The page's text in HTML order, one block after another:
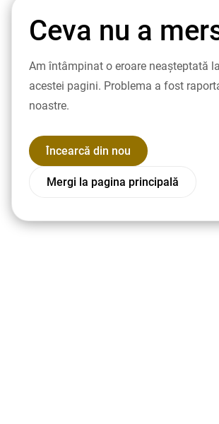
Ceva nu a
Am întâmpinat o eroare neașteptată
acestei pagini. Problema a fost
noastre.
Încearcă din nou
Mergi la pagina principală